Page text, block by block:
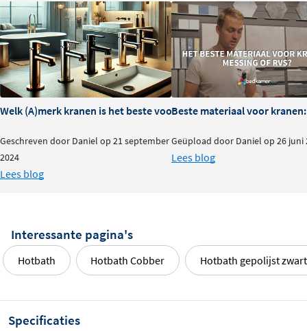
Welk (A)merk kranen is het beste voor je badkamer?
Geschreven door Daniel op 21 september
2024
Lees blog
Beste materiaal voor kranen:
Geüpload door Daniel op 26 juni
Lees blog
Interessante pagina's
Hotbath Hotbath Cobber Hotbath gepolijst zwart
Specificaties